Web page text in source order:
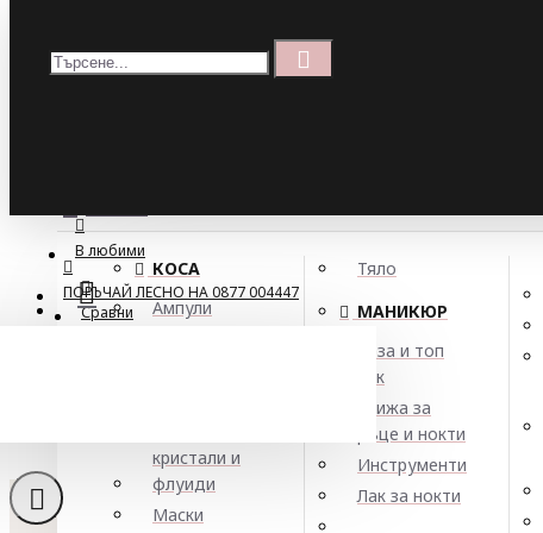
Кошница
В любими
Сравни
КОСА
Ампули
кристали и
флуиди
Маски
Тяло
МАНИКЮР
База и топ
лак
Грижа за
ръце и нокти
Инструменти
Лак за нокти
ПОРЪЧАЙ ЛЕСНО НА 0877 004447